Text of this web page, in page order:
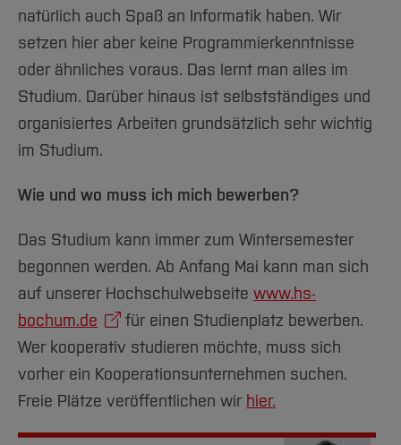
natürlich auch Spaß an Informatik haben. Wir
setzen hier aber keine Programmierkenntnisse
oder ähnliches voraus. Das lernt man alles im
Studium. Darüber hinaus ist selbstständiges und
organisiertes Arbeiten grundsätzlich sehr wichtig
im Studium.
Wie und wo muss ich mich bewerben?
Das Studium kann immer zum Wintersemester
begonnen werden. Ab Anfang Mai kann man sich
auf unserer Hochschulwebseite www.hs-
bochum.de
für einen Studienplatz bewerben.
Wer kooperativ studieren möchte, muss sich
vorher ein Kooperationsunternehmen suchen.
Freie Plätze veröffentlichen wir hier.